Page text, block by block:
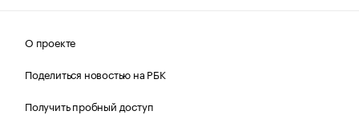
О проекте
Поделиться новостью на РБК
Получить пробный доступ